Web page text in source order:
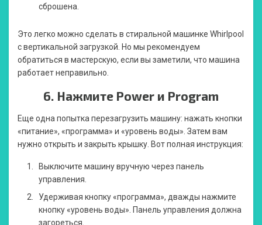
сброшена.
Это легко можно сделать в стиральной машинке Whirlpool
с вертикальной загрузкой. Но мы рекомендуем
обратиться в мастерскую, если вы заметили, что машина
работает неправильно.
6. Нажмите Power и Program
Еще одна попытка перезагрузить машину: нажать кнопки
«питание», «программа» и «уровень воды». Затем вам
нужно открыть и закрыть крышку. Вот полная инструкция:
Выключите машину вручную через панель
управления.
Удерживая кнопку «программа», дважды нажмите
кнопку «уровень воды». Панель управления должна
загореться.